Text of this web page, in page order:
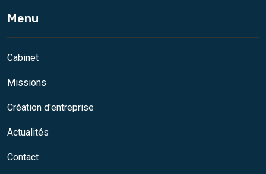
Menu
Cabinet
Missions
Création d'entreprise
Actualités
Contact